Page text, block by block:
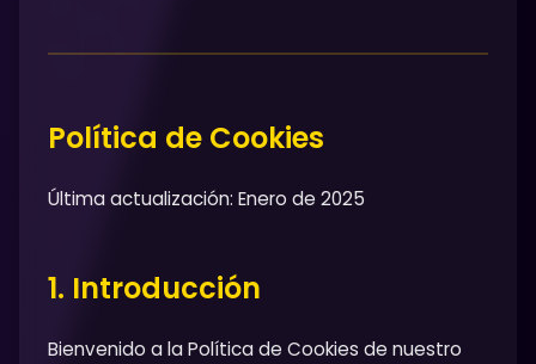
Política de Cookies
Última actualización: Enero de 2025
1. Introducción
Bienvenido a la Política de Cookies de nuestro